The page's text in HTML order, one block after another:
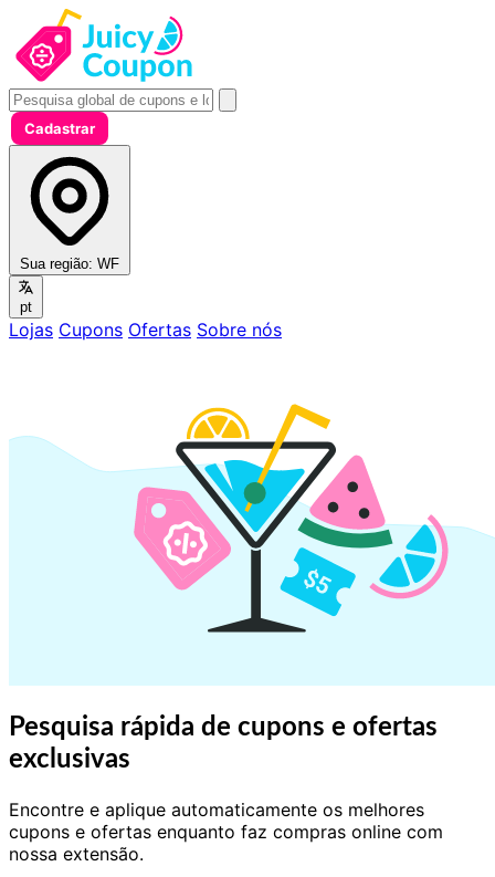
Cadastrar
Sua região: WF
pt
Lojas Cupons Ofertas Sobre nós
Pesquisa rápida de cupons e ofertas
exclusivas
Encontre e aplique automaticamente os melhores
cupons e ofertas enquanto faz compras online com
nossa extensão.